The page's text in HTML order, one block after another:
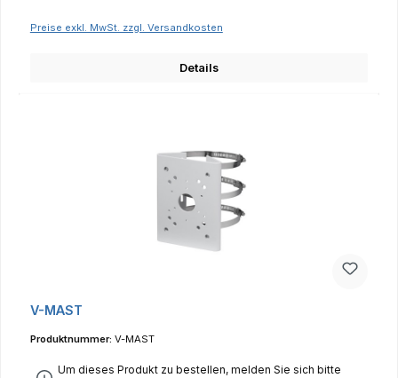
Preise exkl. MwSt. zzgl. Versandkosten
Details
V-MAST
Produktnummer: V-MAST
Um dieses Produkt zu bestellen, melden Sie sich bitte